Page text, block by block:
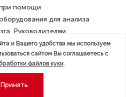
помощи
для анализа
Руководителям
было предложено
практикумов
и навык восстанавливать
и Вашего удобства мы используем
сайтом Вы соглашаетесь с
файлов куки.
Принять